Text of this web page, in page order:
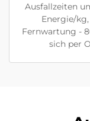
Ausfallzeiten
Energie/
Fernwartung -
sich per